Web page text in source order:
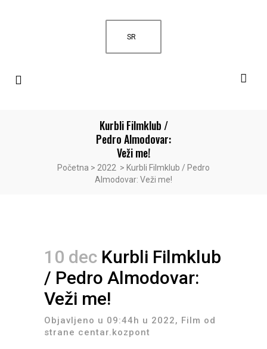
SR
Kurbli Filmklub /
Pedro Almodovar:
Veži me!
Početna > 2022 > Kurbli Filmklub / Pedro
Almodovar: Veži me!
10 dec Kurbli Filmklub
/ Pedro Almodovar:
Veži me!
Objavljeno u 09:44h u 2022, Film od
strane centar.kozpont